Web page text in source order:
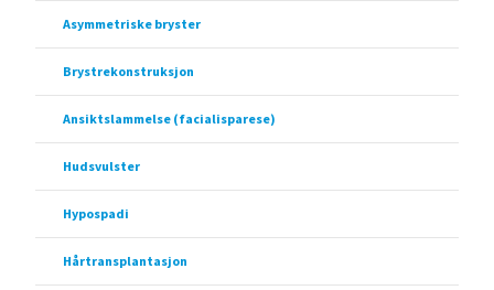
Asymmetriske bryster
Brystrekonstruksjon
Ansiktslammelse (facialisparese)
Hudsvulster
Hypospadi
Hårtransplantasjon